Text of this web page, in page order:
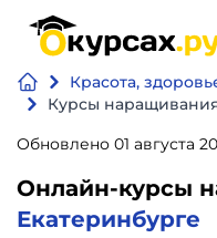
Красота,
Курсы
Обновлено 01 августа
Онлайн-курсы
Екатеринбурге
и ИИ
Бизнес